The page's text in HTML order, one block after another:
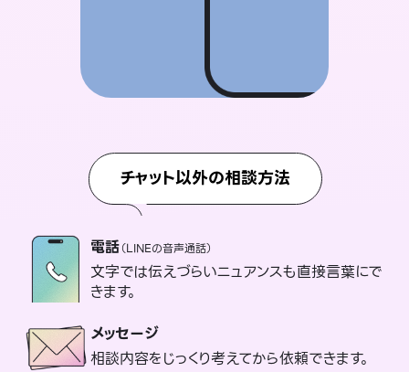
チャット以外の相談方法
電話（LINEの音声通話）
文字では伝えづらいニュアンスも直接言葉にで
きます。
メッセージ
相談内容をじっくり考えてから依頼できます。